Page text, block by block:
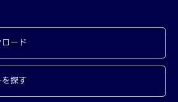
ード
探す